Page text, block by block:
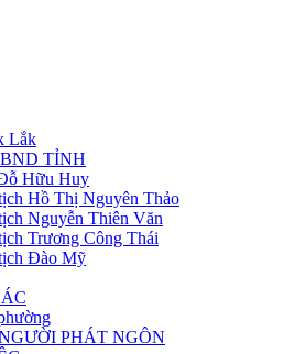
Lắk
TỈNH
Hữu Huy
Hồ Thị Nguyên Thảo
Nguyễn Thiên Văn
Trương Công Thái
Đào Mỹ
PHÁT NGÔN